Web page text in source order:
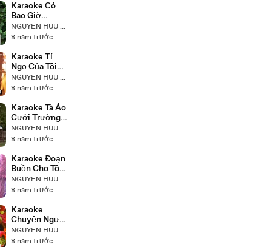
Karaoke Có
Bao Giờ
Trường Vũ
Beat Chuẩn
NGUYEN HUU NHAT
8 năm trước
Karaoke Tí
Ngọ Của Tôi
Trường Vũ
Beat Chuẩn
NGUYEN HUU NHAT
8 năm trước
Karaoke Tà Áo
Cưới Trường
Vũ Beat
Chuẩn
NGUYEN HUU NHAT
8 năm trước
Karaoke Đoạn
Buồn Cho Tôi
Trường Vũ
Beat Chuẩn
NGUYEN HUU NHAT
8 năm trước
Karaoke
Chuyện Người
Con Gái Hái
Sim Tuấn Vũ
NGUYEN HUU NHAT
8 năm trước